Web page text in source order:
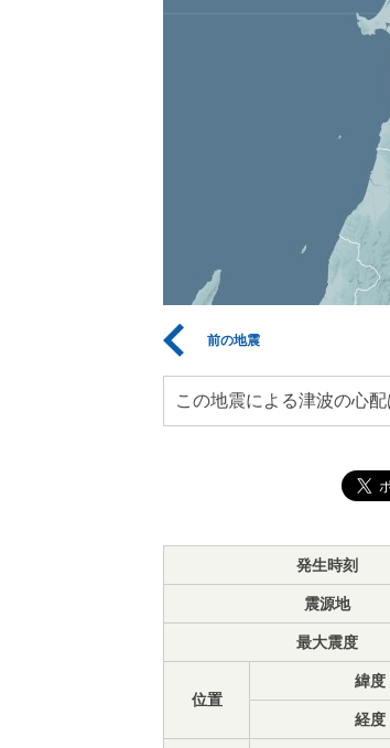
前の地震
この地震による津波の心配
発生時刻
震源地
最大震度
位置
緯度
経度